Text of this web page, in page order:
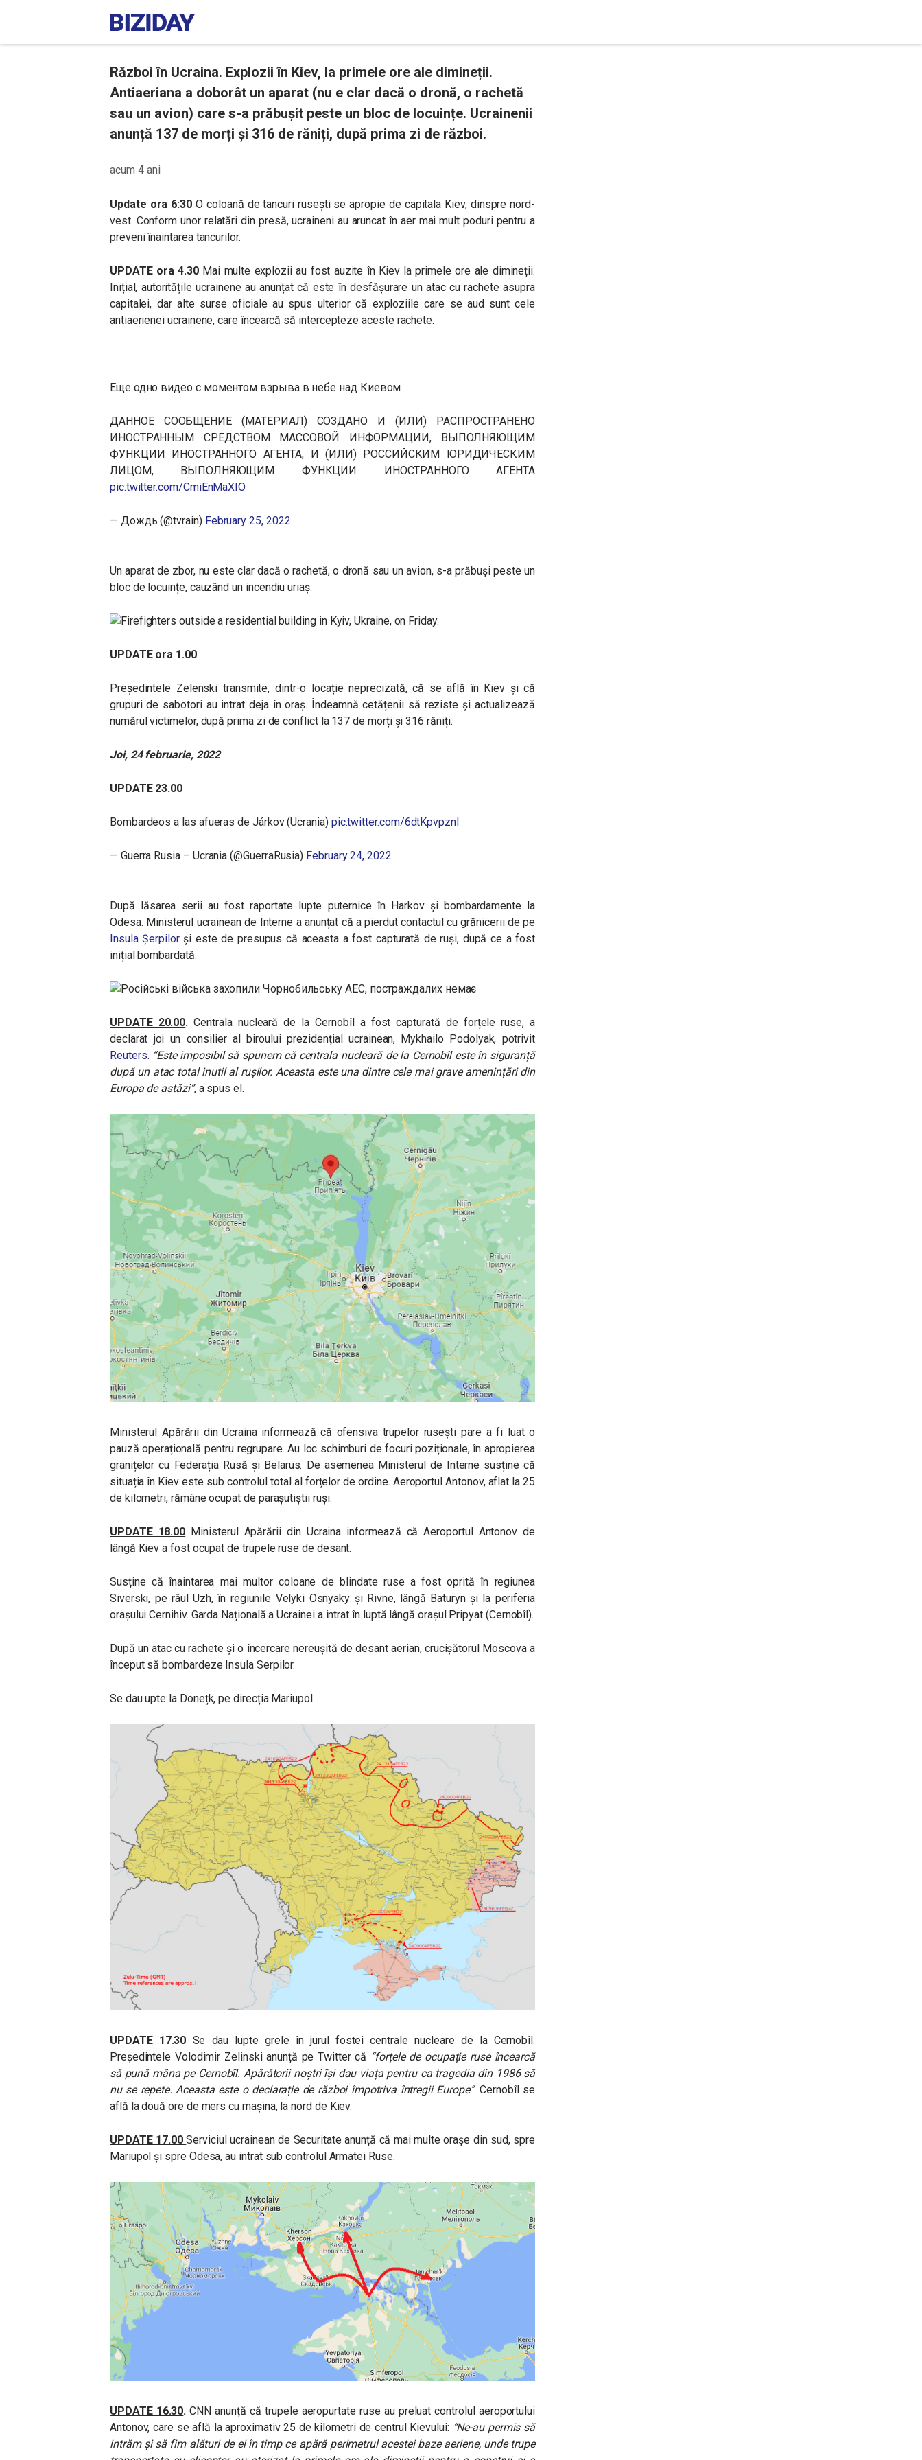
Război în Ucraina. Explozii în Kiev, la primele ore ale dimineții.
Antiaeriana a doborât un aparat (nu e clar dacă o dronă, o rachetă
sau un avion) care s-a prăbușit peste un bloc de locuințe. Ucrainenii
anunță 137 de morți și 316 de răniți, după prima zi de război.
acum 4 ani
Update ora 6:30 O coloană de tancuri rusești se apropie de capitala Kiev, dinspre nord-
vest. Conform unor relatări din presă, ucraineni au aruncat în aer mai mult poduri pentru a
preveni înaintarea tancurilor.
UPDATE ora 4.30 Mai multe explozii au fost auzite în Kiev la primele ore ale dimineții.
Inițial, autoritățile ucrainene au anunțat că este în desfășurare un atac cu rachete asupra
capitalei, dar alte surse oficiale au spus ulterior că exploziile care se aud sunt cele
antiaerienei ucrainene, care încearcă să intercepteze aceste rachete.
Еще одно видео с моментом взрыва в небе над Киевом
ДАННОЕ СООБЩЕНИЕ (МАТЕРИАЛ) СОЗДАНО И (ИЛИ) РАСПРОСТРАНЕНО
ИНОСТРАННЫМ СРЕДСТВОМ МАССОВОЙ ИНФОРМАЦИИ, ВЫПОЛНЯЮЩИМ
ФУНКЦИИ ИНОСТРАННОГО АГЕНТА, И (ИЛИ) РОССИЙСКИМ ЮРИДИЧЕСКИМ
ЛИЦОМ, ВЫПОЛНЯЮЩИМ ФУНКЦИИ ИНОСТРАННОГО АГЕНТА
pic.twitter.com/CmiEnMaXIO
— Дождь (@tvrain) February 25, 2022
Un aparat de zbor, nu este clar dacă o rachetă, o dronă sau un avion, s-a prăbuși peste un
bloc de locuințe, cauzând un incendiu uriaș.
UPDATE ora 1.00
Președintele Zelenski transmite, dintr-o locație neprecizată, că se află în Kiev și că
grupuri de sabotori au intrat deja în oraș. Îndeamnă cetățenii să reziste și actualizează
numărul victimelor, după prima zi de conflict la 137 de morți și 316 răniți.
Joi, 24 februarie, 2022
UPDATE 23.00
Bombardeos a las afueras de Járkov (Ucrania) pic.twitter.com/6dtKpvpznI
— Guerra Rusia – Ucrania (@GuerraRusia) February 24, 2022
După lăsarea serii au fost raportate lupte puternice în Harkov și bombardamente la
Odesa. Ministerul ucrainean de Interne a anunțat că a pierdut contactul cu grănicerii de pe
Insula Șerpilorși este de presupus că aceasta a fost capturată de ruși, după ce a fost
inițial bombardată.
UPDATE 20.00.Centrala nucleară de la Cernobîl a fost capturată de forțele ruse, a
declarat joi un consilier al biroului prezidențial ucrainean, Mykhailo Podolyak, potrivit
Reuters. “Este imposibil să spunem că centrala nucleară de la Cernobîl este în siguranță
după un atac total inutil al rușilor. Aceasta este una dintre cele mai grave amenințări din
Europa de astăzi”, a spus el.
Ministerul Apărării din Ucraina informează că ofensiva trupelor rusești pare a fi luat o
pauză operațională pentru regrupare. Au loc schimburi de focuri poziționale, în apropierea
granițelor cu Federația Rusă și Belarus. De asemenea Ministerul de Interne susține că
situația în Kiev este sub controlul total al forțelor de ordine. Aeroportul Antonov, aflat la 25
de kilometri, rămâne ocupat de parașutiștii ruși.
UPDATE 18.00 Ministerul Apărării din Ucraina informează că Aeroportul Antonov de
lângă Kiev a fost ocupat de trupele ruse de desant.
Susține că înaintarea mai multor coloane de blindate ruse a fost oprită în regiunea
Siverski, pe râul Uzh, în regiunile Velyki Osnyaky și Rivne, lângă Baturyn și la periferia
orașului Cernihiv. Garda Națională a Ucrainei a intrat în luptă lângă orașul Pripyat (Cernobîl).
După un atac cu rachete și o încercare nereușită de desant aerian, crucișătorul Moscova a
început să bombardeze Insula Serpilor.
Se dau upte la Donețk, pe direcția Mariupol.
UPDATE 17.30 Se dau lupte grele în jurul fostei centrale nucleare de la Cernobîl.
Președintele Volodimir Zelinski anunță pe Twitter că “forțele de ocupație ruse încearcă
să pună mâna pe Cernobîl. Apărătorii noștri își dau viața pentru ca tragedia din 1986 să
nu se repete. Aceasta este o declarație de război împotriva întregii Europe”. Cernobîl se
află la două ore de mers cu mașina, la nord de Kiev.
UPDATE 17.00Serviciul ucrainean de Securitate anunță că mai multe orașe din sud, spre
Mariupol și spre Odesa, au intrat sub controlul Armatei Ruse.
UPDATE 16.30.CNN anunță că trupele aeropurtate ruse au preluat controlul aeroportului
Antonov, care se află la aproximativ 25 de kilometri de centrul Kievului: “Ne-au permis să
intrăm și să fim alături de ei în timp ce apără perimetrul acestei baze aeriene, unde trupe